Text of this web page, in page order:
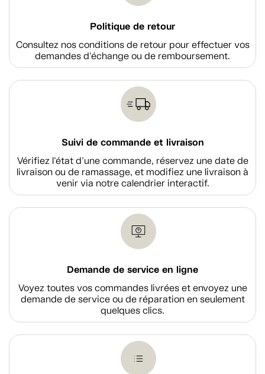
Politique de retour
Consultez nos conditions de retour pour effectuer vos
demandes d'échange ou de remboursement.
Suivi de commande et livraison
Vérifiez l'état d'une commande, réservez une date de
livraison ou de ramassage, et modifiez une livraison à
venir via notre calendrier interactif.
Demande de service en ligne
Voyez toutes vos commandes livrées et envoyez une
demande de service ou de réparation en seulement
quelques clics.